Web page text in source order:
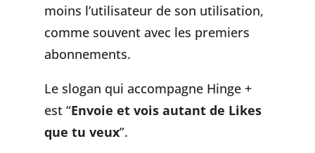
moins l’utilisateur de son utilisation,
comme souvent avec les premiers
abonnements.
Le slogan qui accompagne Hinge +
est “Envoie et vois autant de Likes
que tu veux”.